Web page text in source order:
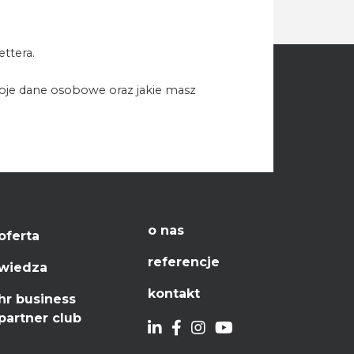
dane osobowe oraz jakie masz
business
club
o nas
referencje
kontakt